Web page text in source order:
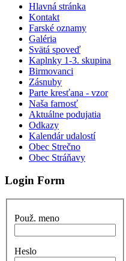
Hlavná stránka
Kontakt
Farské oznamy
Galéria
Svätá spoveď
Kaplnky 1-3. skupina
Birmovanci
Zásnuby
Parte kresťana - vzor
Naša farnosť
Aktuálne podujatia
Odkazy
Kalendár udalostí
Obec Strečno
Obec Stráňavy
Login Form
Použ. meno
Heslo